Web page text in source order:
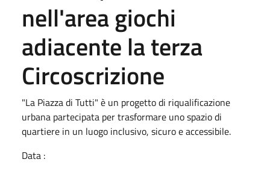
nell'area giochi
adiacente la terza
Circoscrizione
"La Piazza di Tutti" è un progetto di riqualificazione
urbana partecipata per trasformare uno spazio di
quartiere in un luogo inclusivo, sicuro e accessibile.
Data :